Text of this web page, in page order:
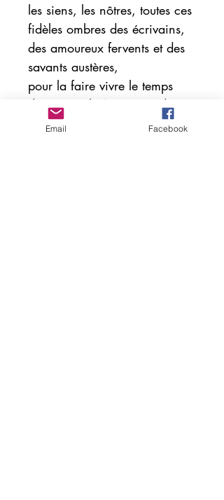
les siens, les nôtres, toutes ces
fidèles ombres des écrivains,
des amoureux fervents et des
savants austères,
pour la faire vivre le temps
d'un recueil. Avec juste des
chats et quelques poèmes.
Email Facebook